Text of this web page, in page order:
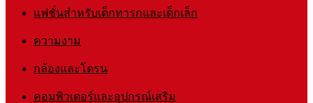
แฟชั่นสำหรับเด็กทารกและเด็กเล็ก
ความงาม
กล้องและโดรน
คอมพิวเตอร์และอุปกรณ์เสริม